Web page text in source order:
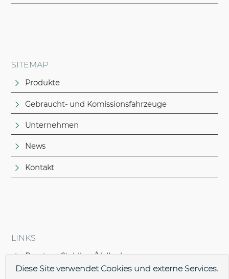
SITEMAP
Produkte
Gebraucht- und Komissionsfahrzeuge
Unternehmen
News
Kontakt
LINKS
Brantner Stahlbau/Hallenbau
Diese Site verwendet Cookies und externe Services.